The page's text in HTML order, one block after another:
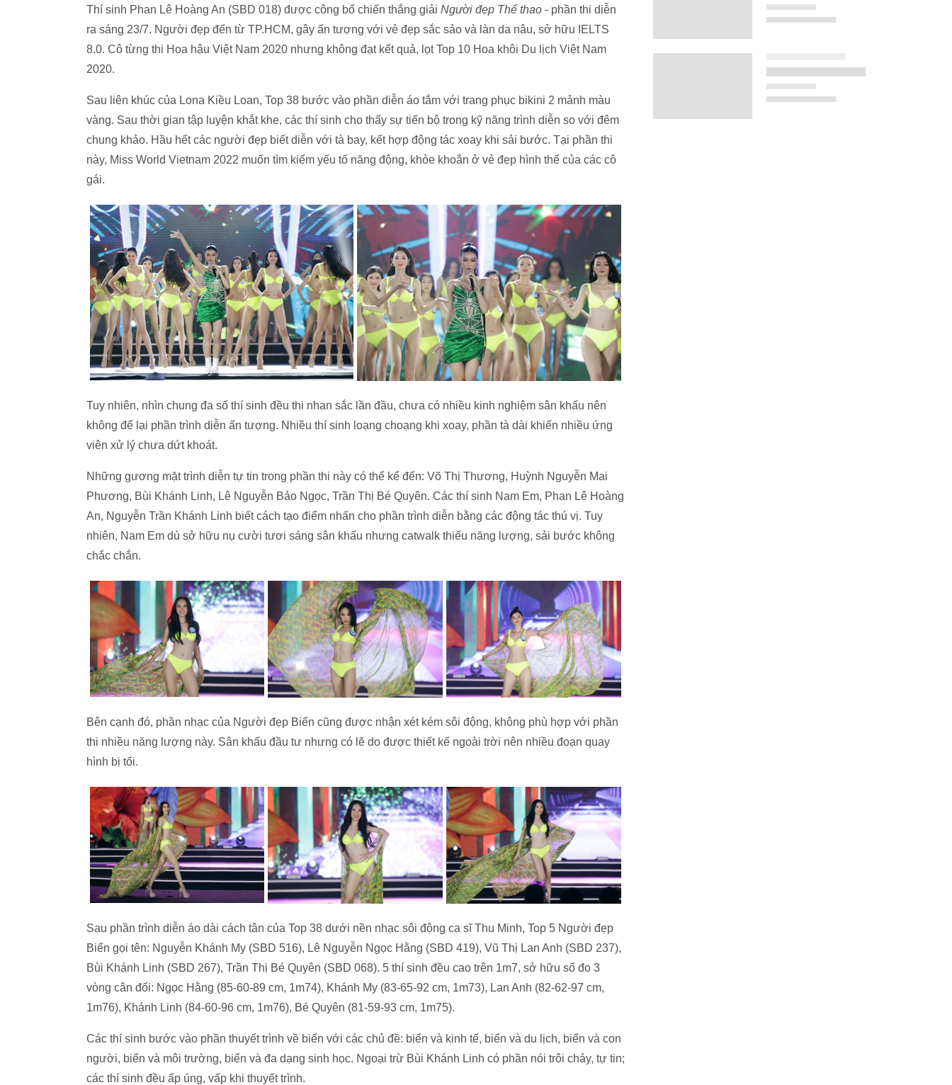
Thí sinh Phan Lê Hoàng An (SBD 018) được công bố chiến thắng giải Người đẹp Thể thao - phần thi diễn
ra sáng 23/7. Người đẹp đến từ TP.HCM, gây ấn tượng với vẻ đẹp sắc sảo và làn da nâu, sở hữu IELTS
8.0. Cô từng thi Hoa hậu Việt Nam 2020 nhưng không đạt kết quả, lọt Top 10 Hoa khôi Du lịch Việt Nam
2020.
Sau liên khúc của Lona Kiều Loan, Top 38 bước vào phần diễn áo tắm với trang phục bikini 2 mảnh màu
vàng. Sau thời gian tập luyện khắt khe, các thí sinh cho thấy sự tiến bộ trong kỹ năng trình diễn so với đêm
chung khảo. Hầu hết các người đẹp biết diễn với tà bay, kết hợp động tác xoay khi sải bước. Tại phần thi
này, Miss World Vietnam 2022 muốn tìm kiếm yếu tố năng động, khỏe khoắn ở vẻ đẹp hình thể của các cô
gái.
Tuy nhiên, nhìn chung đa số thí sinh đều thi nhan sắc lần đầu, chưa có nhiều kinh nghiệm sân khấu nên
không để lại phần trình diễn ấn tượng. Nhiều thí sinh loạng choạng khi xoay, phần tà dài khiến nhiều ứng
viên xử lý chưa dứt khoát.
Những gương mặt trình diễn tự tin trong phần thi này có thể kể đến: Võ Thị Thương, Huỳnh Nguyễn Mai
Phương, Bùi Khánh Linh, Lê Nguyễn Bảo Ngọc, Trần Thị Bé Quyên. Các thí sinh Nam Em, Phan Lê Hoàng
An, Nguyễn Trần Khánh Linh biết cách tạo điểm nhấn cho phần trình diễn bằng các động tác thú vị. Tuy
nhiên, Nam Em dù sở hữu nụ cười tươi sáng sân khấu nhưng catwalk thiếu năng lượng, sải bước không
chắc chắn.
Bên cạnh đó, phần nhạc của Người đẹp Biển cũng được nhận xét kém sôi động, không phù hợp với phần
thi nhiều năng lượng này. Sân khấu đầu tư nhưng có lẽ do được thiết kế ngoài trời nên nhiều đoạn quay
hình bị tối.
Sau phần trình diễn áo dài cách tân của Top 38 dưới nền nhạc sôi động ca sĩ Thu Minh, Top 5 Người đẹp
Biển gọi tên: Nguyễn Khánh My (SBD 516), Lê Nguyễn Ngọc Hằng (SBD 419), Vũ Thị Lan Anh (SBD 237),
Bùi Khánh Linh (SBD 267), Trần Thị Bé Quyên (SBD 068). 5 thí sinh đều cao trên 1m7, sở hữu số đo 3
vòng cân đối: Ngọc Hằng (85-60-89 cm, 1m74), Khánh My (83-65-92 cm, 1m73), Lan Anh (82-62-97 cm,
1m76), Khánh Linh (84-60-96 cm, 1m76), Bé Quyên (81-59-93 cm, 1m75).
Các thí sinh bước vào phần thuyết trình về biển với các chủ đề: biển và kinh tế, biển và du lịch, biển và con
người, biển và môi trường, biển và đa dạng sinh học. Ngoại trừ Bùi Khánh Linh có phần nói trôi chảy, tự tin;
các thí sinh đều ấp úng, vấp khi thuyết trình.